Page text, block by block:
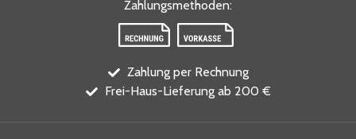
Zahlungsmethoden:
Zahlung per Rechnung
Frei-Haus-Lieferung ab 200 €